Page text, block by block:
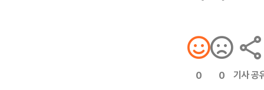
0 0 기사 공